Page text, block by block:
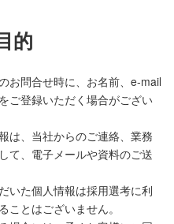
的
お問合せ時に、お名前、e-mail
ご登録いただく場合がござい
は、当社からのご連絡、業務
て、電子メールや資料のご送
いた個人情報は採用選考に利
ことはございません。